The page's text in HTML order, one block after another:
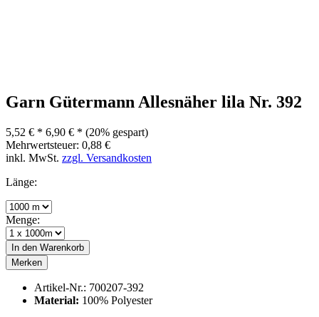
Garn Gütermann Allesnäher lila Nr. 392
5,52 € * 6,90 € * (20% gespart)
Mehrwertsteuer: 0,88 €
inkl. MwSt. zzgl. Versandkosten
Länge:
Menge:
In den Warenkorb
Merken
Artikel-Nr.: 700207-392
Material: 100% Polyester